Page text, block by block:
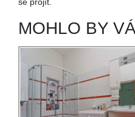
MOHLO BY